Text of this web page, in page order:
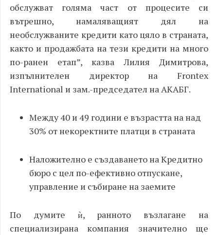
обслужват голяма част от процесите си
вътрешно, намаляващият дял на
необслужваните кредити като цяло в страната,
както и продажбата на тези кредити на много
по-ранен етап”, казва Лилия Димитрова,
изпълнителен директор на Frontex
International и зам.-председател на АКАБГ.
Mежду 40 и 49 години e възрастта на над
30% от некоректните платци в страната
Наложително е създаването на Кредитно
бюро с цел по-ефективно отпускане,
управление и събиране на заемите
По думите ѝ, ранното възлагане на
специализирана компания значително ще